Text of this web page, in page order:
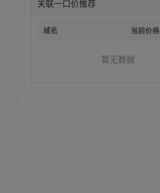
关联一口价推荐
域名 当前价格
暂无数据